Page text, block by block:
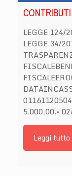
LEGGE 124/
LEGGE 34/
5.000,00.=
Leggi tutto